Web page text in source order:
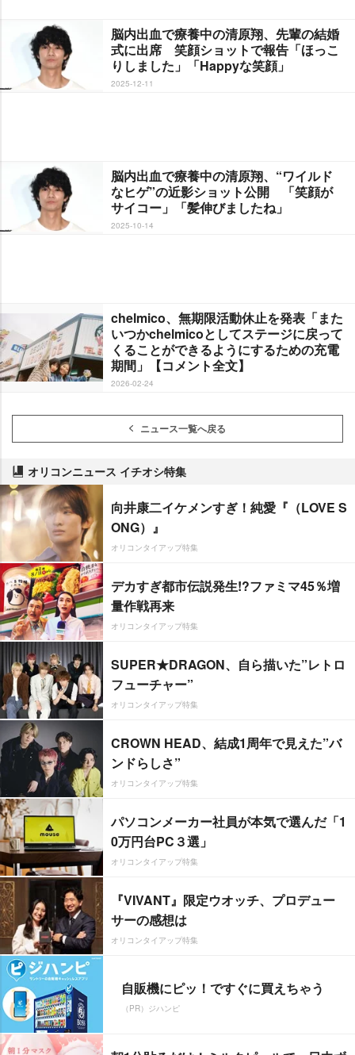
脳内出血で療養中の清原翔、先輩の結婚
式に出席 笑顔ショットで報告「ほっこ
りしました」「Happyな笑顔」
2025-12-11
脳内出血で療養中の清原翔、“ワイルド
なヒゲ”の近影ショット公開 「笑顔が
サイコー」「髪伸びましたね」
2025-10-14
chelmico、無期限活動休止を発表「また
いつかchelmicoとしてステージに戻って
くることができるようにするための充電
期間」【コメント全文】
2026-02-24
ニュース一覧へ戻る
オリコンニュース イチオシ特集
向井康二イケメンすぎ！純愛『（LOVE S
ONG）』
オリコンタイアップ特集
デカすぎ都市伝説発生!?ファミマ45％増
量作戦再来
オリコンタイアップ特集
SUPER★DRAGON、自ら描いた”レトロ
フューチャー”
オリコンタイアップ特集
CROWN HEAD、結成1周年で見えた”バ
ンドらしさ”
オリコンタイアップ特集
パソコンメーカー社員が本気で選んだ「1
0万円台PC３選」
オリコンタイアップ特集
『VIVANT』限定ウオッチ、プロデュー
サーの感想は
オリコンタイアップ特集
自販機にピッ！ですぐに買えちゃう
（PR）ジハンピ